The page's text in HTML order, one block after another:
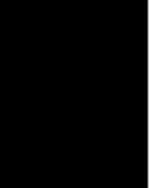
y general
fué producida en